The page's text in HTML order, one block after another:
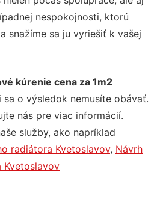
nespokojnosti, ktorú
snažíme sa ju vyriešiť k vašej
kúrenie cena za 1m2
sa o výsledok nemusíte obávať.
nás pre viac informácií.
služby, ako napríklad
radiátora Kvetoslavov, Návrh
Kvetoslavov